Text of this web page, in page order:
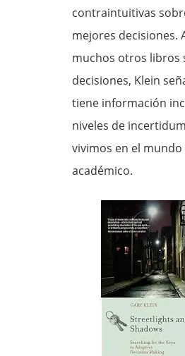
contraintuitivas
mejores decisiones.
muchos otros libros
decisiones, Klein
tiene información
niveles de
vivimos en el mundo
académico.